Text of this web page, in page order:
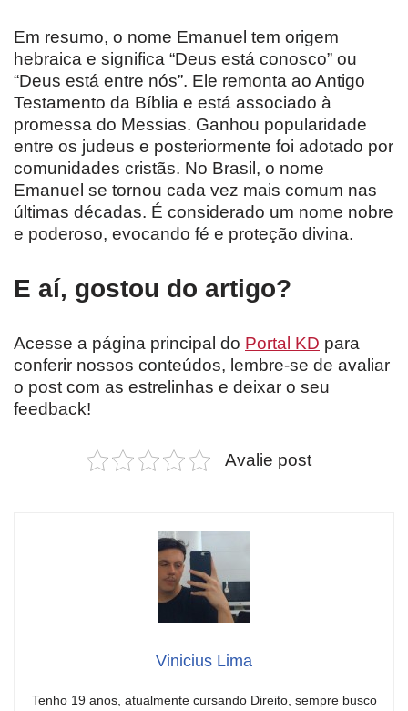
Em resumo, o nome Emanuel tem origem
hebraica e significa “Deus está conosco” ou
“Deus está entre nós”. Ele remonta ao Antigo
Testamento da Bíblia e está associado à
promessa do Messias. Ganhou popularidade
entre os judeus e posteriormente foi adotado por
comunidades cristãs. No Brasil, o nome
Emanuel se tornou cada vez mais comum nas
últimas décadas. É considerado um nome nobre
e poderoso, evocando fé e proteção divina.
E aí, gostou do artigo?
Acesse a página principal do Portal KD para
conferir nossos conteúdos, lembre-se de avaliar
o post com as estrelinhas e deixar o seu
feedback!
Avalie post
Vinicius Lima
Tenho 19 anos, atualmente cursando Direito, sempre busco